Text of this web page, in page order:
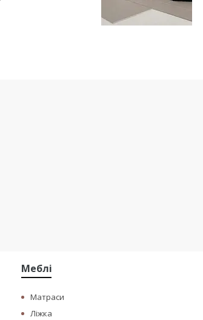
Меблі
Матраси
Ліжка